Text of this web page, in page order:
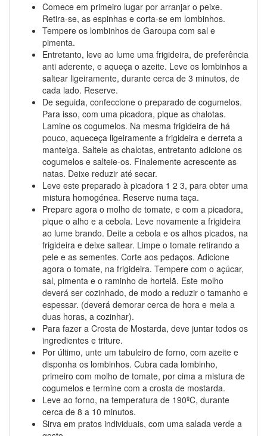
Comece em primeiro lugar por arranjar o peixe.
Retira-se, as espinhas e corta-se em lombinhos.
Tempere os lombinhos de Garoupa com sal e
pimenta.
Entretanto, leve ao lume uma frigideira, de preferência
anti aderente, e aqueça o azeite. Leve os lombinhos a
saltear ligeiramente, durante cerca de 3 minutos, de
cada lado. Reserve.
De seguida, confeccione o preparado de cogumelos.
Para isso, com uma picadora, pique as chalotas.
Lamine os cogumelos. Na mesma frigideira de há
pouco, aqueceça ligeiramente a frigideira e derreta a
manteiga. Salteie as chalotas, entretanto adicione os
cogumelos e salteie-os. Finalemente acrescente as
natas. Deixe reduzir até secar.
Leve este preparado à picadora 1 2 3, para obter uma
mistura homogénea. Reserve numa taça.
Prepare agora o molho de tomate, e com a picadora,
pique o alho e a cebola. Leve novamente a frigideira
ao lume brando. Deite a cebola e os alhos picados, na
frigideira e deixe saltear. Limpe o tomate retirando a
pele e as sementes. Corte aos pedaços. Adicione
agora o tomate, na frigideira. Tempere com o açúcar,
sal, pimenta e o raminho de hortelã. Este molho
deverá ser cozinhado, de modo a reduzir o tamanho e
espessar. (deverá demorar cerca de hora e meia a
duas horas, a cozinhar).
Para fazer a Crosta de Mostarda, deve juntar todos os
ingredientes e triture.
Por último, unte um tabuleiro de forno, com azeite e
disponha os lombinhos. Cubra cada lombinho,
primeiro com molho de tomate, por cima a mistura de
cogumelos e termine com a crosta de mostarda.
Leve ao forno, na temperatura de 190ºC, durante
cerca de 8 a 10 minutos.
Sirva em pratos individuais, com uma salada verde a